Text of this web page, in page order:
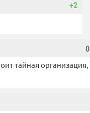
+2
0
тайная организация,